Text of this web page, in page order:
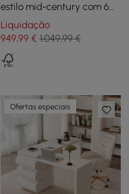
estilo mid-century com 6
gavetas 163 cm branco
quente mate
Liquidação
949,99€ 1.049,99 €
Ofertas especiais